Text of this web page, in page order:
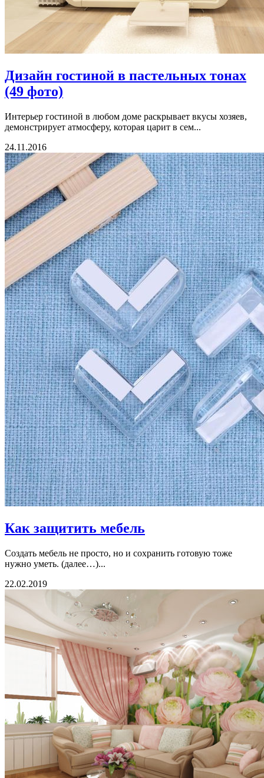
Дизайн гостиной в пастельных тонах
(49 фото)
Интерьер гостиной в любом доме раскрывает вкусы хозяев,
демонстрирует атмосферу, которая царит в сем...
24.11.2016
Как защитить мебель
Создать мебель не просто, но и сохранить готовую тоже
нужно уметь. (далее…)...
22.02.2019